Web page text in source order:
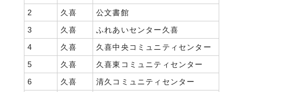
2
久喜
公文書館
3
久喜
ふれあいセンター久喜
4
久喜
久喜中央コミュニティセンター
5
久喜
久喜東コミュニティセンター
6
久喜
清久コミュニティセンター